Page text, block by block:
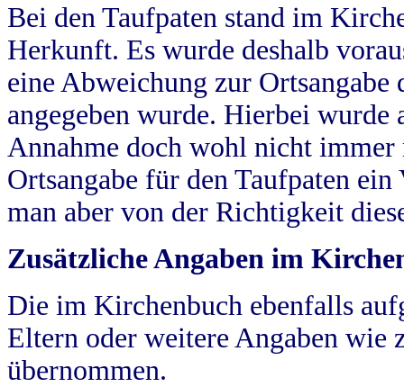
Bei den Taufpaten stand im
Herkunft. Es wurde deshalb
eine Abweichung zur
angegeben wurde. Hierbei wurde
Annahme doch wohl nicht
Ortsangabe für den Taufpaten
man aber von der Richtigkeit
Zusätzliche Angaben im
Die im Kirchenbuch ebenfalls
Eltern oder weitere Angaben wie
übernommen.